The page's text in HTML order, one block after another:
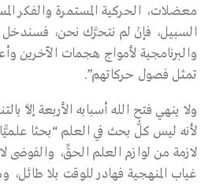
معضلات، الحركية المستمرة والفكر
السبيل، فإنْ لم نتحرَّك نحن، فسندخل
والبرنامجية لأمواج هجمات الآخرين
تمثل فصول حركاتهم”.
ولا ينهي فتح الله أسبابه الأربعة إلاَّ
لأنه ليس كلُّ بحث في العلم “بحثا علميًّا
لازمة من لوازم العلم الحقِّ، والفوضى لا
غياب المنهجية فهادر للوقت بلا طائل،